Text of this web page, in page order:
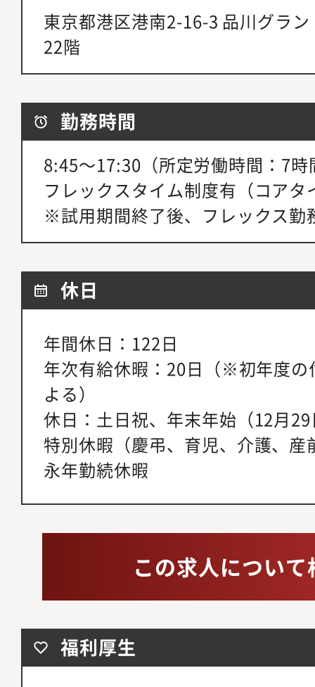
東京都港区港南2-16-3 品川グラ
22階
勤務時間
8:45～17:30（所定労働時間：7時
フレックスタイム制度有（コア
※試用期間終了後、フレックス勤
休日
年間休日：122日
年次有給休暇：20日（※初年度の
よる）
休日：土日祝、年末年始（12月
特別休暇（慶弔、育児、介護、産
永年勤続休暇
この求人につい
福利厚生